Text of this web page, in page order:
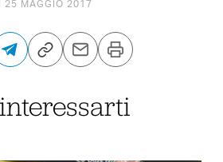
25 MAGGIO 2017